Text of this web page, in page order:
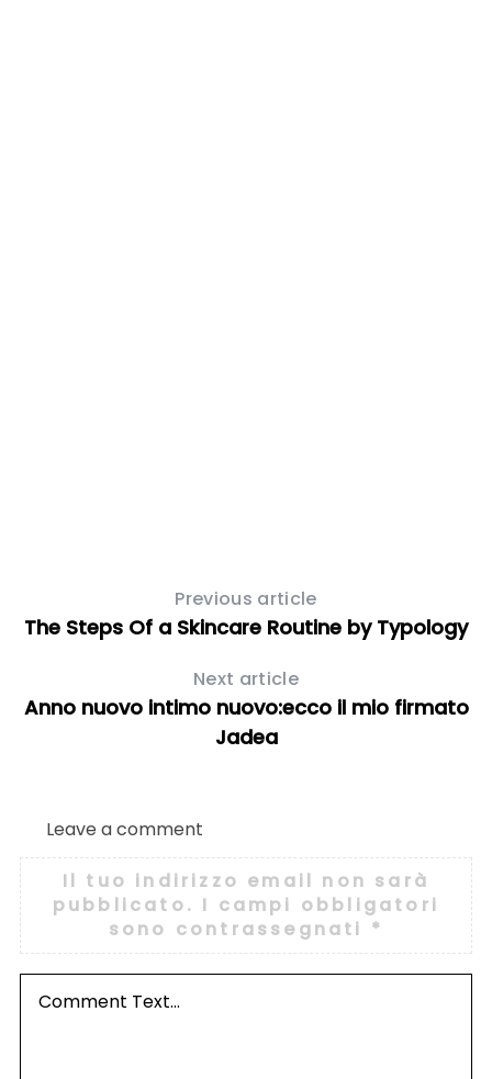
Previous article
The Steps Of a Skincare Routine by Typology
Next article
Anno nuovo intimo nuovo:ecco il mio firmato
Jadea
Leave a comment
Il tuo indirizzo email non sarà
pubblicato. I campi obbligatori
sono contrassegnati *